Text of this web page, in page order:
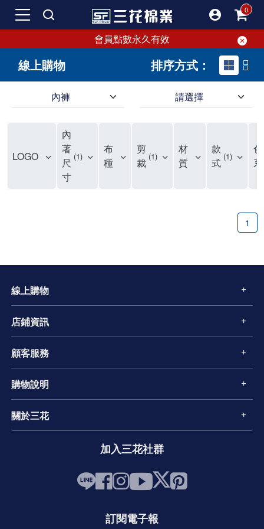
會員點數永久有效
線上購物 排序方式：
內褲 請選擇
LOGO
內
著
尺
寸
1
布
種
剪
裁 1
材
質
款
式 1
色
系
1
線上購物
店鋪資訊
顧客服務
購物說明
關於三花
加入三花社群
訂閱電子報